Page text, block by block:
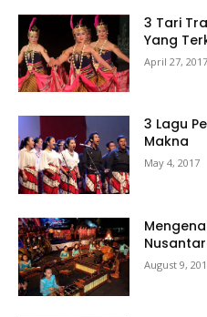
3 Tari
Yang
April 27, 2017
3 Lagu
Makna
May 4, 2017
August 9,